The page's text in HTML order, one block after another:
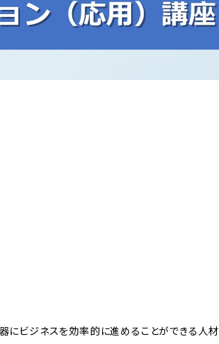
にビジネスを効率的に進めることができる人材